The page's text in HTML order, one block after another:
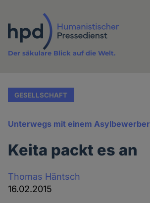
Inhalt
Der säkulare Blick auf die Welt.
GESELLSCHAFT
Unterwegs mit einem Asylbewerber
Keita packt es an
Thomas Häntsch
16.02.2015